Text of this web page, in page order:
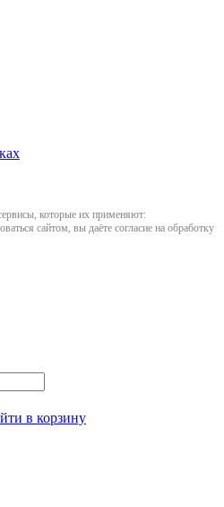
которые их применяют:
сайтом, вы даёте согласие на обработку
в корзину